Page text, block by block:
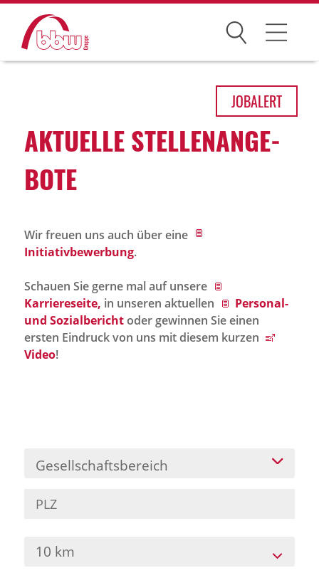
Suchen
Über uns
Historie
bbw als Arbeitgeber
Jobportal
Presse und Medien
Karriere
Presse
News Archiv
JOBALERT
AKTU­ELLE STEL­LEN­AN­GE­
BOTE
Wir freuen uns auch über eine
Initiativbewerbung.
Schauen Sie gerne mal auf unsere
Karriereseite, in unseren aktuellen
Personal-
und Sozialberichtoder gewinnen Sie einen
ersten Eindruck von uns mit diesem kurzen
Video!
Gesellschaftsbereich
10 km